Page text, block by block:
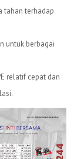
tahan terhadap
untuk berbagai
relatif cepat dan